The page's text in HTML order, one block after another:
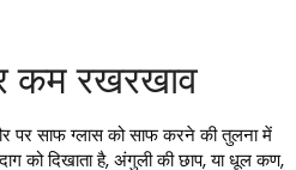
कम रखरखाव
पर साफ ग्लास को साफ करने की तुलना में
को दिखाता है, अंगुली की छाप, या धूल कण,